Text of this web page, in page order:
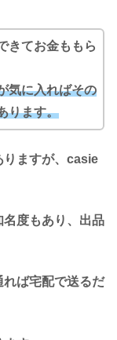
きてお金ももら
気に入ればその
ります。
りますが、casie
度もあり、出品
ば宅配で送るだ